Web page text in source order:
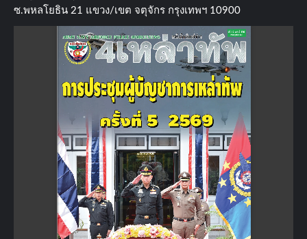
ซ.พหลโยธิน​ 21​ แขวง/เขต​ จตุจักร​ กรุงเทพฯ 10900